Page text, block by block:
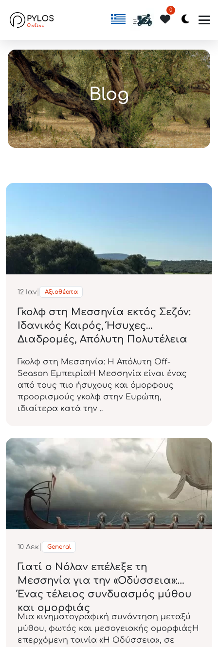
0
Blog
12 Ιαν Αξιοθέατα
Γκολφ στη Μεσσηνία εκτός Σεζόν:
Ιδανικός Καιρός, Ήσυχες
Διαδρομές, Απόλυτη Πολυτέλεια
Γκολφ στη Μεσσηνία: Η Απόλυτη Off-
Season ΕμπειρίαΗ Μεσσηνία είναι ένας
από τους πιο ήσυχους και όμορφους
προορισμούς γκολφ στην Ευρώπη,
ιδιαίτερα κατά την ..
10 Δεκ General
Γιατί ο Νόλαν επέλεξε τη
Μεσσηνία για την «Οδύσσεια»:
Ένας τέλειος συνδυασμός μύθου
και ομορφιάς
Μια κινηματογραφική συνάντηση μεταξύ
μύθου, φωτός και μεσογειακής ομορφιάςΗ
επερχόμενη ταινία «Η Οδύσσεια», σε